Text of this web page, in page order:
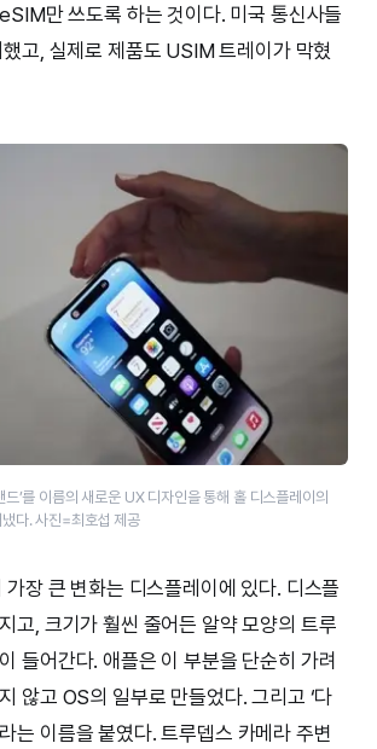
만 쓰도록 하는 것이다. 미국 통신사들
고, 실제로 제품도 USIM 트레이가 막혔
드’​를 이름의 새로운 UX 디자인을 통해 홀 디스플레이의
다. 사진=최호섭 제공
장 큰 변화는 디스플레이에 있다. 디스플
고, 크기가 훨씬 줄어든 알약 모양의 트루
들어간다. 애플은 이 부분을 단순히 가려
않고 OS의 일부로 만들었다. 그리고 ‘다
는 이름을 붙였다. 트루뎁스 카메라 주변